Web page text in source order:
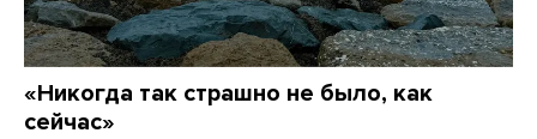
«Никогда так страшно не было, как
сейчас»